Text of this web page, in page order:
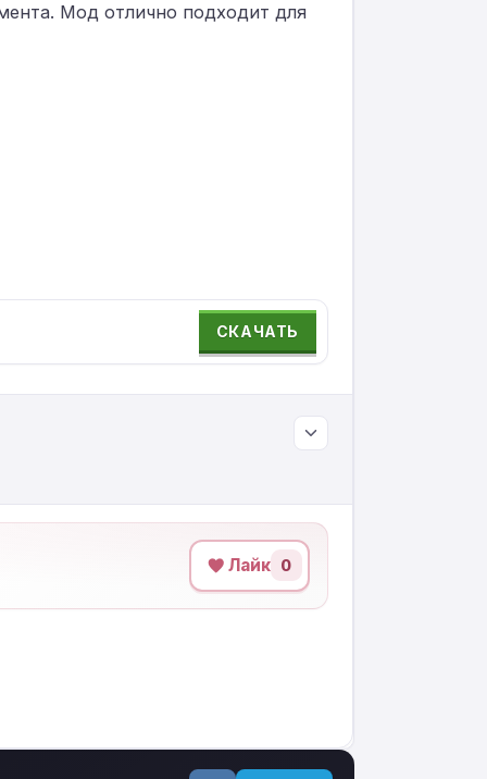
Мод отлично подходит для
СКАЧАТЬ
Лайк 0